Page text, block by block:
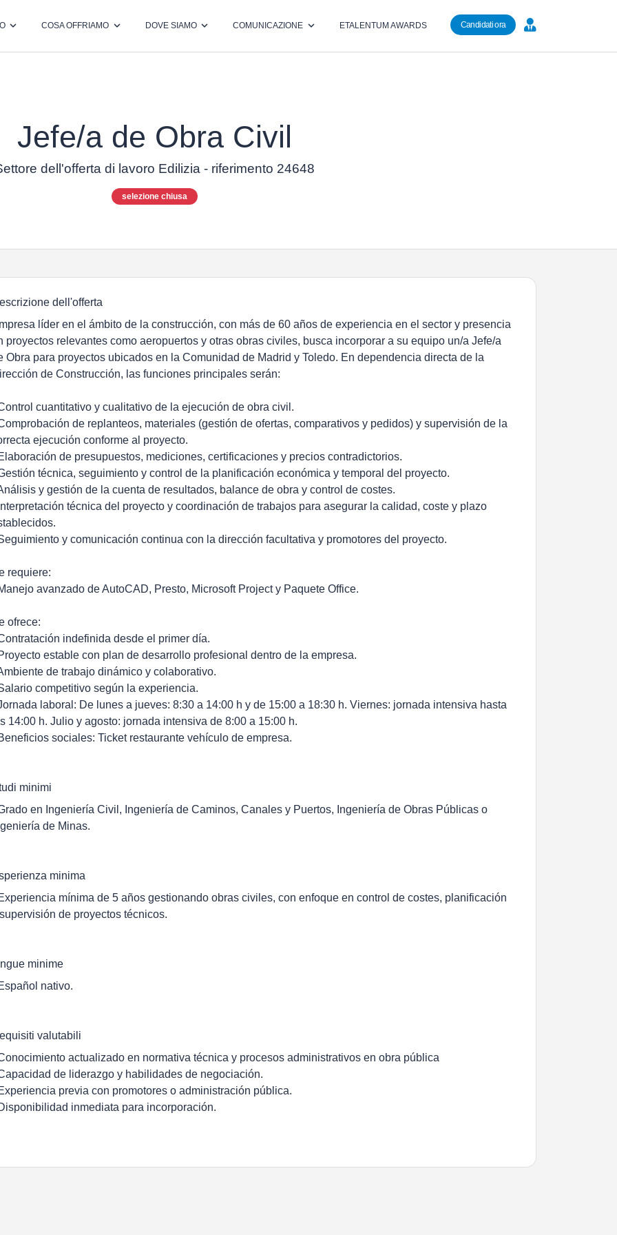
COSA OFFRIAMO DOVE SIAMO COMUNICAZIONE ETALENTUM AWARDS Candidati ora
Jefe/a de Obra Civil
dell'offerta di lavoro Edilizia - riferimento 24648
selezione chiusa
dell'offerta
líder en el ámbito de la construcción, con más de 60 años de experiencia en el sector y presencia
proyectos relevantes como aeropuertos y otras obras civiles, busca incorporar a su equipo un/a Jefe/a
Obra para proyectos ubicados en la Comunidad de Madrid y Toledo. En dependencia directa de la
de Construcción, las funciones principales serán:
cuantitativo y cualitativo de la ejecución de obra civil.
de replanteos, materiales (gestión de ofertas, comparativos y pedidos) y supervisión de la
ejecución conforme al proyecto.
de presupuestos, mediciones, certificaciones y precios contradictorios.
técnica, seguimiento y control de la planificación económica y temporal del proyecto.
y gestión de la cuenta de resultados, balance de obra y control de costes.
técnica del proyecto y coordinación de trabajos para asegurar la calidad, coste y plazo
y comunicación continua con la dirección facultativa y promotores del proyecto.
requiere:
avanzado de AutoCAD, Presto, Microsoft Project y Paquete Office.
ofrece:
indefinida desde el primer día.
estable con plan de desarrollo profesional dentro de la empresa.
de trabajo dinámico y colaborativo.
competitivo según la experiencia.
laboral: De lunes a jueves: 8:30 a 14:00 h y de 15:00 a 18:30 h. Viernes: jornada intensiva hasta
14:00 h. Julio y agosto: jornada intensiva de 8:00 a 15:00 h.
sociales: Ticket restaurante vehículo de empresa.
minimi
en Ingeniería Civil, Ingeniería de Caminos, Canales y Puertos, Ingeniería de Obras Públicas o
de Minas.
minima
mínima de 5 años gestionando obras civiles, con enfoque en control de costes, planificación
de proyectos técnicos.
minime
nativo.
valutabili
actualizado en normativa técnica y procesos administrativos en obra pública
de liderazgo y habilidades de negociación.
previa con promotores o administración pública.
inmediata para incorporación.